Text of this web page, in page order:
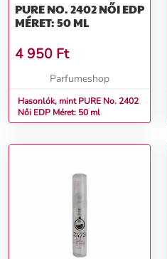
PURE NO. 2402 NŐI EDP
MÉRET: 50 ML
4 950 Ft
Parfumeshop
Hasonlók, mint PURE No. 2402
Női EDP Méret: 50 ml